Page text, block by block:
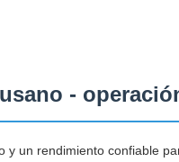
-
un rendimiento confiable